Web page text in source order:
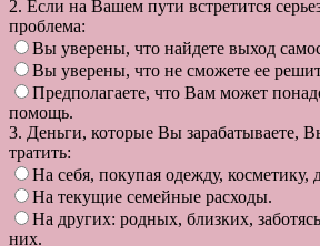
2. Если на Вашем пути встретится
проблема:
Вы уверены, что найдете выход
Вы уверены, что не сможете ее
Предполагаете, что Вам может
помощь.
3. Деньги, которые Вы зарабатываете,
тратить:
На себя, покупая одежду, косметику,
На текущие семейные расходы.
На других: родных, близких,
них.